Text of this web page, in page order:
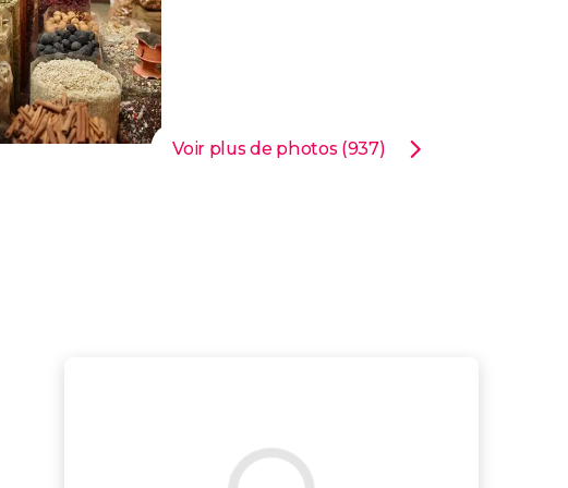
Voir plus de photos (937)